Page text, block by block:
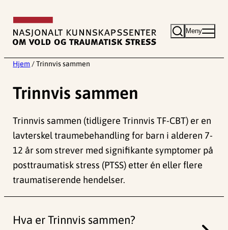
innhold
Meny
Hjem / Trinnvis sammen
Trinnvis sammen
Trinnvis sammen (tidligere Trinnvis TF-CBT) er en
lavterskel traumebehandling for barn i alderen 7-
12 år som strever med signifikante symptomer på
posttraumatisk stress (PTSS) etter én eller flere
traumatiserende hendelser.
Hva er Trinnvis sammen?